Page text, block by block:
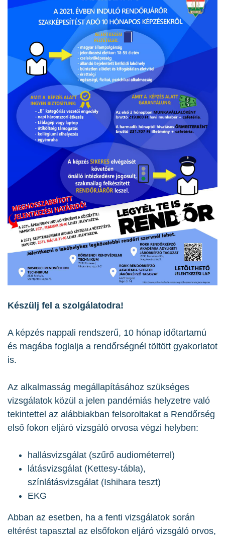
Készülj fel a szolgálatodra!
A képzés nappali rendszerű, 10 hónap időtartamú
és magába foglalja a rendőrségnél töltött gyakorlatot
is.
Az alkalmasság megállapításához szükséges
vizsgálatok közül a jelen pandémiás helyzetre való
tekintettel az alábbiakban felsoroltakat a Rendőrség
első fokon eljáró vizsgáló orvosa végzi helyben:
hallásvizsgálat (szűrő audiométerrel)
látásvizsgálat (Kettesy-tábla),
színlátásvizsgálat (Ishihara teszt)
EKG
Abban az esetben, ha a fenti vizsgálatok során
eltérést tapasztal az elsőfokon eljáró vizsgáló orvos,